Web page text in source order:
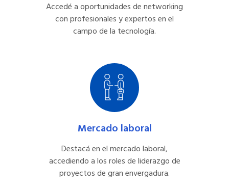
Accedé a oportunidades de networking
con profesionales y expertos en el
campo de la tecnología.
Mercado laboral
Destacá en el mercado laboral,
accediendo a los roles de liderazgo de
proyectos de gran envergadura.